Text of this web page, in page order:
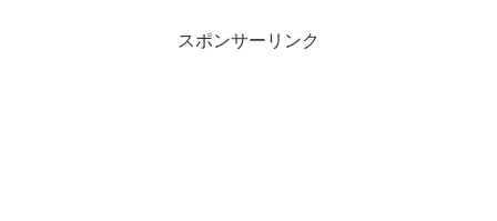
スポンサーリンク